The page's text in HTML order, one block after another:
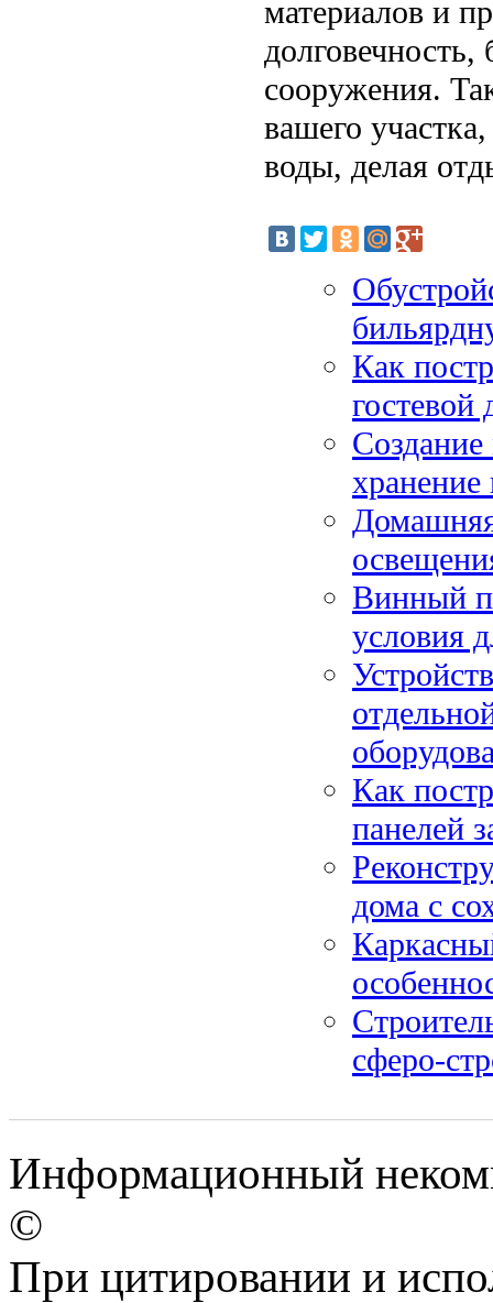
материалов и
долговечность,
сооружения.
вашего
воды, делая
Как
гостевой
Создание
хранение
Винный
условия
Как
панелей
дома с
сферо-
Информационный
©
При цитировании и